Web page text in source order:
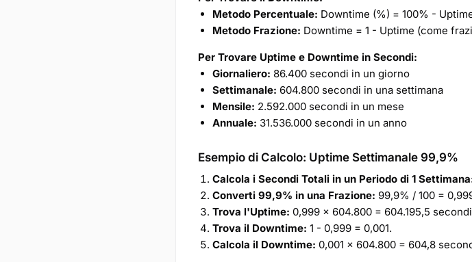
Metodo Percentuale: Downtime (%) = 100% -
Metodo Frazione: Downtime = 1 - Uptime (come
Per Trovare Uptime e Downtime in Secondi:
Giornaliero: 86.400 secondi in un giorno
Settimanale: 604.800 secondi in una settimana
Mensile: 2.592.000 secondi in un mese
Annuale: 31.536.000 secondi in un anno
Esempio di Calcolo: Uptime Settimanale 99,9%
Calcola i Secondi Totali in un Periodo di 1
Converti 99,9% in una Frazione: 99,9% / 100 =
Trova l'Uptime: 0,999 × 604.800 = 604.195,5
Trova il Downtime: 1 - 0,999 = 0,001.
Calcola il Downtime: 0,001 × 604.800 = 604,8